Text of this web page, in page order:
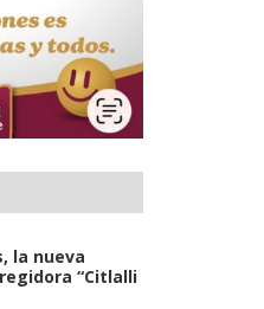
la nueva
“Citlalli